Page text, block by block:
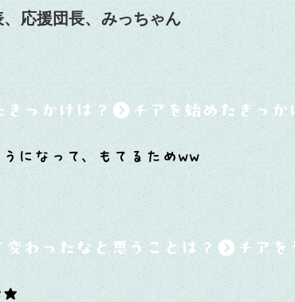
、応援団長、みっちゃん
っかけは？
になって、もてるためww
変わったなと思うことは？